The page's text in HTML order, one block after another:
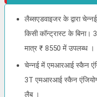
लैब्सएडवाइजर के द्वारा
किसी कॉन्ट्रास्ट के
मात्र ₹ 8550 में उपलब्ध ।
चेन्नई में एमआरआई स्कैन
3T एमआरआई स्कैन
लैब ।